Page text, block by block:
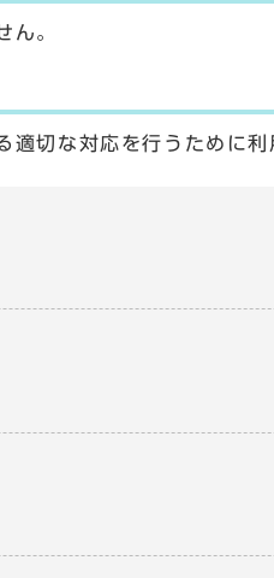
ん。
切な対応を行うために